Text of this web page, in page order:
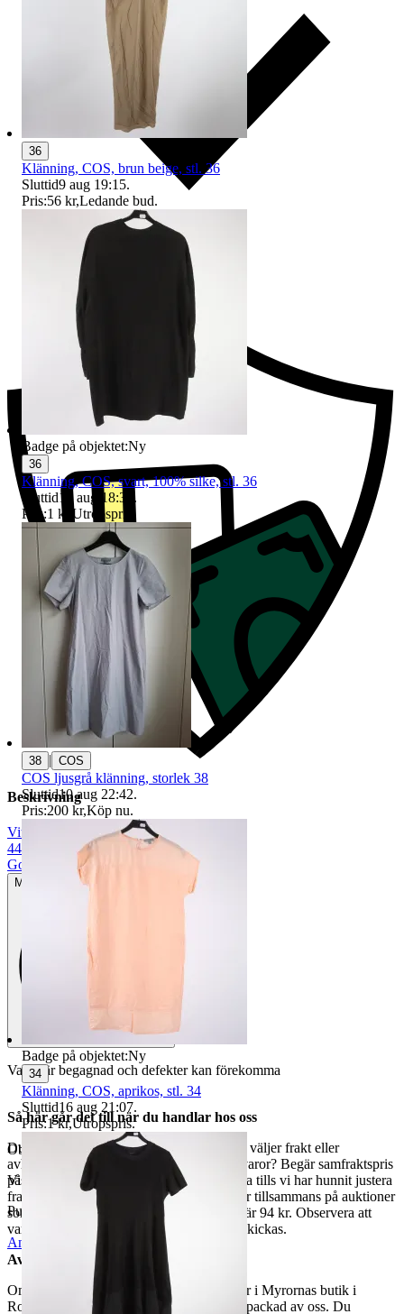
Ersättning om du inte får din vara
Beskrivning
Vit
44
Gott använt skick
Mindre tecken på användning
Varan är begagnad och defekter kan förekomma
Så här går det till när du handlar hos oss
Du betalar din order direkt på Tradera och väljer frakt eller
avhämtning. Vill du att vi samfraktar fler varor? Begär samfraktspris
på din Traderasida och vänta med att betala tills vi har hunnit justera
fraktpriset. Vi samfraktar upp till fyra varor tillsammans på auktioner
som avslutas samma dag. Samfraktspriset är 94 kr. Observera att
varor märkta endast avhämtning inte kan skickas.
Avhämtning
Om du väljer avhämtning hämtas din order i Myrornas butik i
Ropsten, Kolargatan 2 efter den har blivit packad av oss. Du
Objektnr
730 673 951
Visningar
182
Publicerad
8 maj 21:23
Anmäl Sälj liknande
36
Klänning, COS, brun beige, stl. 36
Sluttid9 aug 19:15.
Pris:56 kr,Ledande bud.
Badge på objektet:Ny
36
Klänning, COS, svart, 100% silke, stl. 36
Sluttid16 aug 18:37
.
Pris:1 kr Utropspris
38 | COS
COS ljusgrå klänning, storlek 38
Sluttid10 aug 22:42.
Pris:200 kr,Köp nu.
Badge på objektet:Ny
34
Klänning, COS, aprikos, stl. 34
Sluttid16 aug 21:07.
Pris:1 kr,Utropspris.